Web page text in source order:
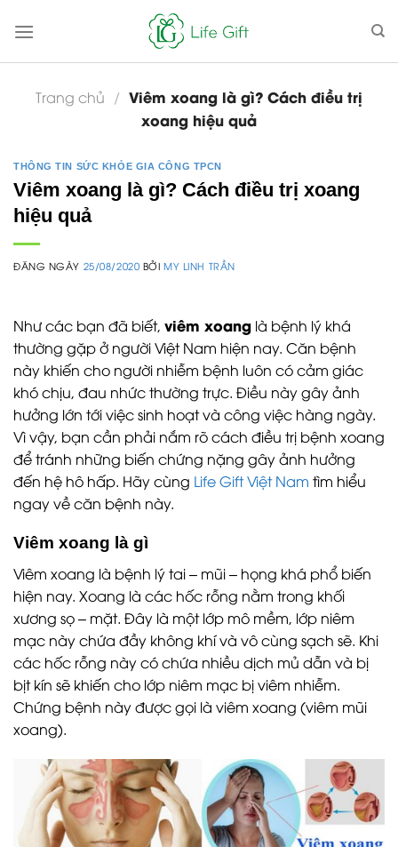
Trang chủ / Viêm xoang là gì? Cách điều trị
xoang hiệu quả
THÔNG TIN SỨC KHỎE GIA CÔNG TPCN
Viêm xoang là gì? Cách điều trị xoang
hiệu quả
ĐĂNG NGÀY 25/08/2020 BỞIMY LINH TRẦN
Như các bạn đã biết, viêm xoang là bệnh lý khá
thường gặp ở người Việt Nam hiện nay. Căn bệnh
này khiến cho người nhiễm bệnh luôn có cảm giác
khó chịu, đau nhức thường trực. Điều này gây ảnh
hưởng lớn tới việc sinh hoạt và công việc hàng ngày.
Vì vậy, bạn cần phải nắm rõ cách điều trị bệnh xoang
để tránh những biến chứng nặng gây ảnh hưởng
đến hệ hô hấp. Hãy cùng Life Gift Việt Nam tìm hiểu
ngay về căn bệnh này.
Viêm xoang là gì
Viêm xoang là bệnh lý tai – mũi – họng khá phổ biến
hiện nay. Xoang là các hốc rỗng nằm trong khối
xương sọ – mặt. Đây là một lớp mô mềm, lớp niêm
mạc này chứa đầy không khí và vô cùng sạch sẽ. Khi
các hốc rỗng này có chứa nhiều dịch mủ dẫn và bị
bịt kín sẽ khiến cho lớp niêm mạc bị viêm nhiễm.
Chứng bệnh này được gọi là viêm xoang (viêm mũi
xoang).